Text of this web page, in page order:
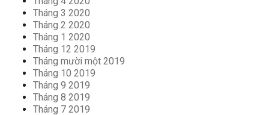
Tháng 3 2020
Tháng 2 2020
Tháng 1 2020
Tháng 12 2019
Tháng mười một 2019
Tháng 10 2019
Tháng 9 2019
Tháng 8 2019
Tháng 7 2019